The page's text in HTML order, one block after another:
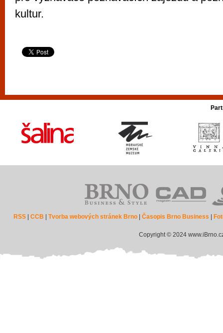
kultur.
RSS |CCB |Tvorba webových stránek Brno |Časopis Brno Business
Copyright © 2024